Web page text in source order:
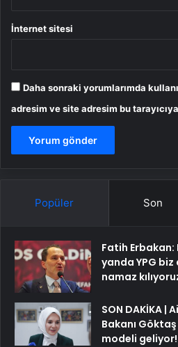
İnternet sitesi
Daha sonraki yorumlarımda
adresim ve site adresim bu
Popüler Son
Fatih Erbakan:
yanda YPG biz
namaz
SON DAKİKA |
Bakanı Göktaş
modeli geliyor!